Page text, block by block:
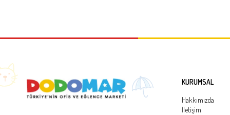
KURUMSAL
Hakkımızda
İletişim